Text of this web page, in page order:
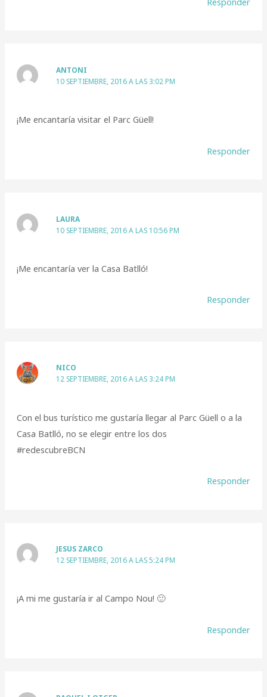
ANTONI
10 SEPTIEMBRE, 2016 A LAS 3:02 PM
¡Me encantaría visitar el Parc Güell!
Responder
LAURA
10 SEPTIEMBRE, 2016 A LAS 10:56 PM
¡Me encantaría ver la Casa Batlló!
Responder
NICO
12 SEPTIEMBRE, 2016 A LAS 3:24 PM
Con el bus turístico me gustaría llegar al Parc Güell o a la
Casa Batlló, no se elegir entre los dos
#redescubreBCN
Responder
JESUS ZARCO
12 SEPTIEMBRE, 2016 A LAS 5:24 PM
¡A mi me gustaría ir al Campo Nou! 🙂
Responder